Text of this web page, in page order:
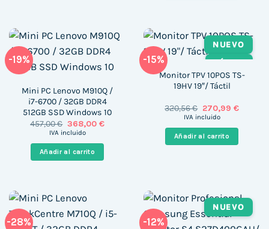
-19%
Mini PC Lenovo M910Q /
i7-6700 / 32GB DDR4
512GB SSD Windows 10
457,00€ El
precio
era:
457,00 €.
368,00 €El
es:
368,00 €.
IVA incluido
Añadir al carrito
-15%
NUEVO
Monitor TPV 10POS TS-
19HV 19″/ Táctil
320,56€ El
precio
era:
320,56 €.
270,99 €El
es:
270,99
IVA incluido
Añadir al carrito
-28% -12%
NUEVO